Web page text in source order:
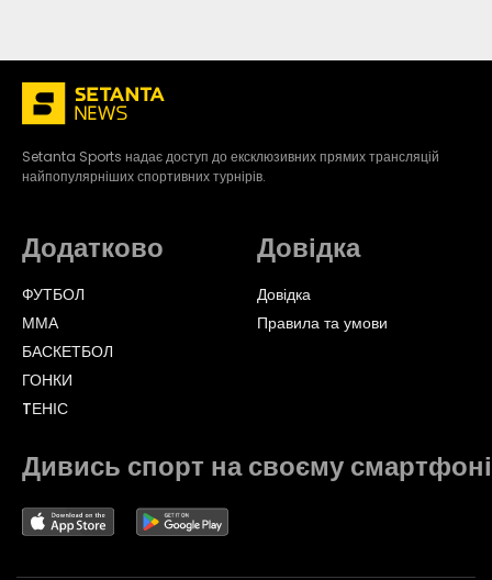
Setanta Sports надає доступ до ексклюзивних прямих трансляцій
найпопулярніших спортивних турнірів.
Додатково
ФУТБОЛ
ММА
БАСКЕТБОЛ
ГОНКИ
TЕНІС
Довідка
Довідка
Правила та умови
Дивись спорт на своєму смартфоні